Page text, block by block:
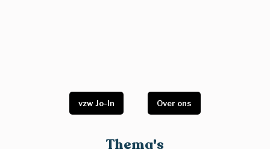
Thema's
vzw Jo-In Over ons